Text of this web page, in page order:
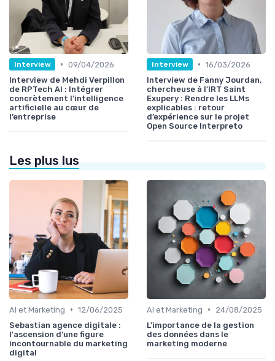
Interview • 09/04/2026
Interview de Mehdi Verpillon
de RPTech AI : Intégrer
concrètement l’intelligence
artificielle au cœur de
l’entreprise
Interview • 16/03/2026
Interview de Fanny Jourdan,
chercheuse à l'IRT Saint
Exupery : Rendre les LLMs
explicables : retour
d’expérience sur le projet
Open Source Interpreto
Les plus lus
AI et Marketing • 12/06/2025
Sebastian agence digitale :
l'ascension d'une figure
incontournable du marketing
digital
AI et Marketing •
24/08/2025
L'importance de la gestion
des données dans le
marketing moderne